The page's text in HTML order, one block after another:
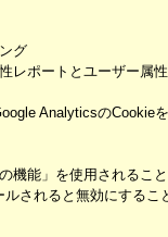
グ
レポートとユーザー属
AnalyticsのCookie
機能」を使用される
されると無効にするこ